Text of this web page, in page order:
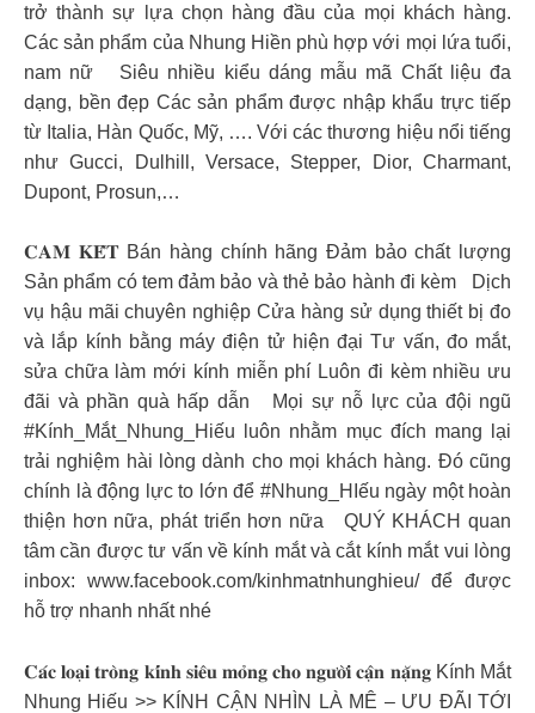
trở thành sự lựa chọn hàng đầu của mọi khách hàng.
Các sản phẩm của Nhung Hiền phù hợp với mọi lứa tuổi,
nam nữ Siêu nhiều kiểu dáng mẫu mã Chất liệu đa
dạng, bền đẹp Các sản phẩm được nhập khẩu trực tiếp
từ Italia, Hàn Quốc, Mỹ, …. Với các thương hiệu nổi tiếng
như Gucci, Dulhill, Versace, Stepper, Dior, Charmant,
Dupont, Prosun,…
𝐂𝐀𝐌 𝐊𝐄̂́𝐓 Bán hàng chính hãng Đảm bảo chất lượng
Sản phẩm có tem đảm bảo và thẻ bảo hành đi kèm Dịch
vụ hậu mãi chuyên nghiệp Cửa hàng sử dụng thiết bị đo
và lắp kính bằng máy điện tử hiện đại Tư vấn, đo mắt,
sửa chữa làm mới kính miễn phí Luôn đi kèm nhiều ưu
đãi và phần quà hấp dẫn Mọi sự nỗ lực của đội ngũ
#Kính_Mắt_Nhung_Hiếu luôn nhằm mục đích mang lại
trải nghiệm hài lòng dành cho mọi khách hàng. Đó cũng
chính là động lực to lớn để #Nhung_HIếu ngày một hoàn
thiện hơn nữa, phát triển hơn nữa QUÝ KHÁCH quan
tâm cần được tư vấn về kính mắt và cắt kính mắt vui lòng
inbox: www.facebook.com/kinhmatnhunghieu/ để được
hỗ trợ nhanh nhất nhé
𝐂𝐚́𝐜 𝐥𝐨𝐚̣𝐢 𝐭𝐫𝐨̀𝐧𝐠 𝐤𝐢́𝐧𝐡 𝐬𝐢𝐞̂𝐮 𝐦𝐨̉𝐧𝐠 𝐜𝐡𝐨 𝐧𝐠𝐮̛𝐨̛̀𝐢 𝐜𝐚̣̂𝐧 𝐧𝐚̣̆𝐧𝐠 Kính Mắt
Nhung Hiếu >> KÍNH CẬN NHÌN LÀ MÊ – ƯU ĐÃI TỚI